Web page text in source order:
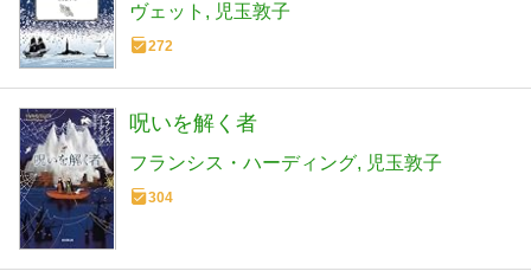
ヴェット
児玉敦子
272
呪いを解く者
フランシス・ハーディング 児玉敦子
304